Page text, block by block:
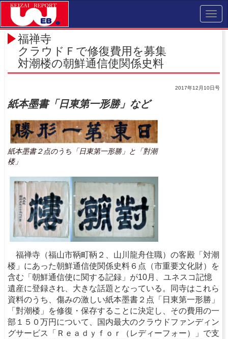
福禅寺
クラウドＦで修復費用を募集
対潮楼の朝鮮通信使関係史料
2017年12月10日号
紙本墨書「日東第一形勝」など
紙本墨書２点のうち「日東第一形勝」と「對潮
楼」
福禅寺（福山市鞆町鞆２、山川龍舟住職）の客殿「対潮
楼」にあった朝鮮通信使関係史料６点（市重要文化財）を
含む「朝鮮通信使に関する記録」が10月、ユネスコ記憶
遺産に登録され、大きな話題となっている。同寺はこれら
資料のうち、傷みの激しい紙本墨書２点「日東第一形勝」
「對潮楼」を修復・保存することに決定し、その費用の一
部１５０万円について、国内最大のクラウドファンディン
グサービス「Ｒｅａｄｙｆｏｒ（レディーフォー）」で支